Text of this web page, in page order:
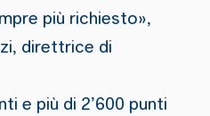
più richiesto»,
direttrice di
e più di 2’600 punti